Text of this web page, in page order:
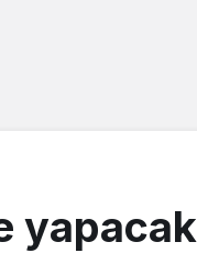
yapacak